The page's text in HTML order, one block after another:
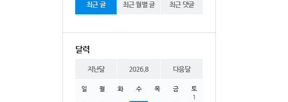
최근 글 최근 월별 글 최근 댓글
달력
지난달 2026.8 다음달
일 월 화 수 목 금
토
1